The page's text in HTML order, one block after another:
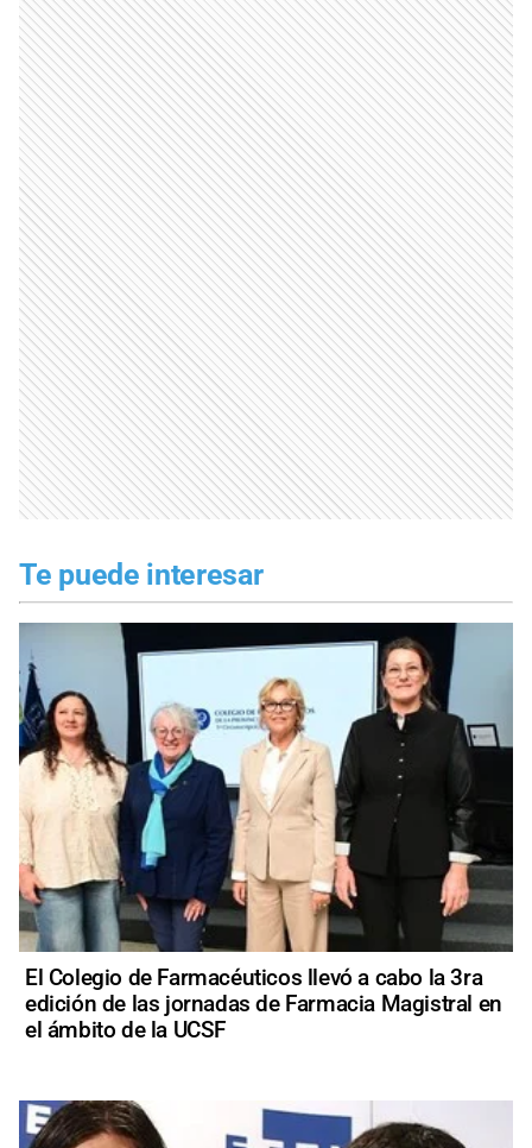
Te puede interesar
El Colegio de Farmacéuticos llevó a cabo la 3ra
edición de las jornadas de Farmacia Magistral en
el ámbito de la UCSF